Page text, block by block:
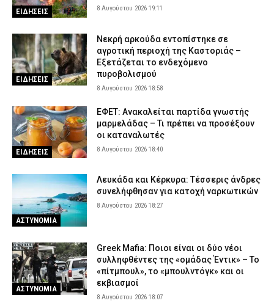
ΕΙΔΗΣΕΙΣ 8 Αυγούστου 2026 19:11
ΕΙΔΗΣΕΙΣ
Νεκρή αρκούδα εντοπίστηκε σε
αγροτική περιοχή της Καστοριάς –
Εξετάζεται το ενδεχόμενο
πυροβολισμού
8 Αυγούστου 2026 18:58
ΕΙΔΗΣΕΙΣ
ΕΦΕΤ: Ανακαλείται παρτίδα γνωστής
μαρμελάδας – Τι πρέπει να προσέξουν
οι καταναλωτές
8 Αυγούστου 2026 18:40
ΑΣΤΥΝΟΜΙΑ
Λευκάδα και Κέρκυρα: Τέσσερις άνδρες
συνελήφθησαν για κατοχή ναρκωτικών
8 Αυγούστου 2026 18:27
ΑΣΤΥΝΟΜΙΑ
Greek Mafia: Ποιοι είναι οι δύο νέοι
συλληφθέντες της «ομάδας Έντικ» – Το
«πίτμπουλ», το «μπουλντόγκ» και οι
εκβιασμοί
8 Αυγούστου 2026 18:07